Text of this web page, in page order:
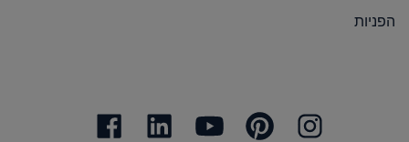
הפניות